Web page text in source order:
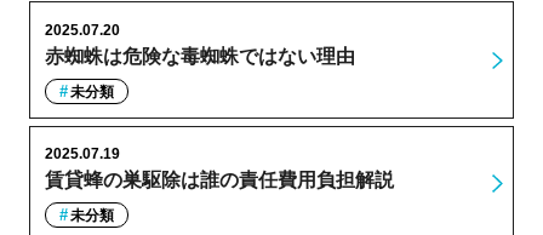
赤蜘蛛は危険な毒蜘蛛ではない理由
2025.07.20
未分類
賃貸蜂の巣駆除は誰の責任費用負担解説
2025.07.19
未分類